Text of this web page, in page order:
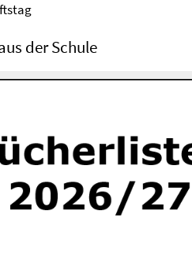
der Schule